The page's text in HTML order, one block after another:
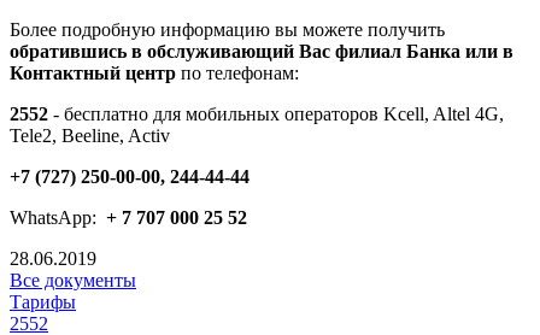
Более подробную информацию вы можете получить
обратившись в обслуживающий Вас филиал Банка или в
Контактный центр по телефонам:
2552 - бесплатно для мобильных операторов Kcell, Altel 4G,
Tele2, Beeline, Activ
+7 (727) 250-00-00, 244-44-44
WhatsApp: + 7 707 000 25 52
28.06.2019
Все документы
Тарифы
2552